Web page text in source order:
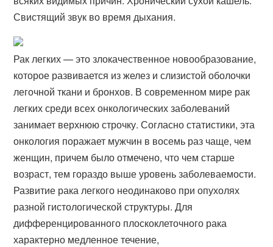
Свистящий звук во время дыхания.
Рак легких — это злокачественное новообразование,
которое развивается из желез и слизистой оболочки
легочной ткани и бронхов. В современном мире рак
легких среди всех онкологических заболеваний
занимает верхнюю строчку. Согласно статистики, эта
онкология поражает мужчин в восемь раз чаще, чем
женщин, причем было отмечено, что чем старше
возраст, тем гораздо выше уровень заболеваемости.
Развитие рака легкого неодинаково при опухолях
разной гистологической структуры. Для
дифференцированного плоскоклеточного рака
характерно медленное течение,